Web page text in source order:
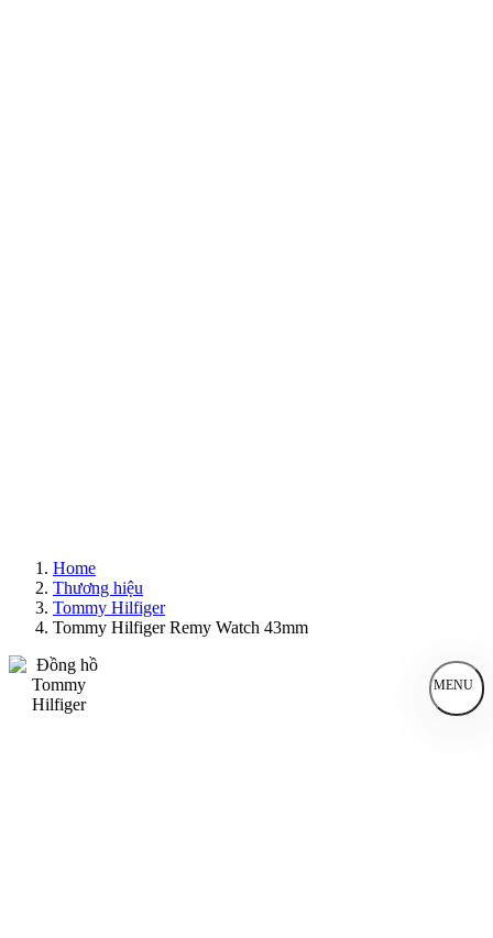
Home
Thương hiệu
Tommy Hilfiger
Tommy Hilfiger Remy Watch 43mm
MENU